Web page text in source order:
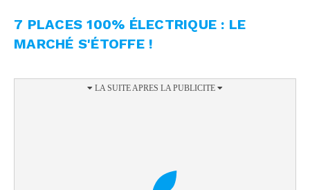
7 PLACES 100% ÉLECTRIQUE : LE
MARCHÉ S'ÉTOFFE !